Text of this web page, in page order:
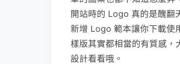
開站時的 Logo 真的是醜翻
新增 Logo 範本讓你下載使
樣版其實都相當的有質感，
設計看看哦。